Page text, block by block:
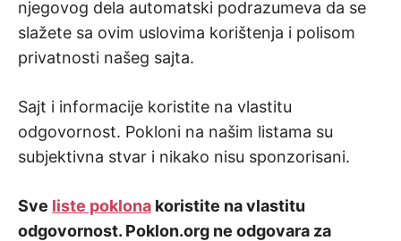
njegovog dela automatski podrazumeva da se
slažete sa ovim uslovima korištenja i polisom
privatnosti našeg sajta.
Sajt i informacije koristite na vlastitu
odgovornost. Pokloni na našim listama su
subjektivna stvar i nikako nisu sponzorisani.
Sve liste poklona koristite na vlastitu
odgovornost. Poklon.org ne odgovara za